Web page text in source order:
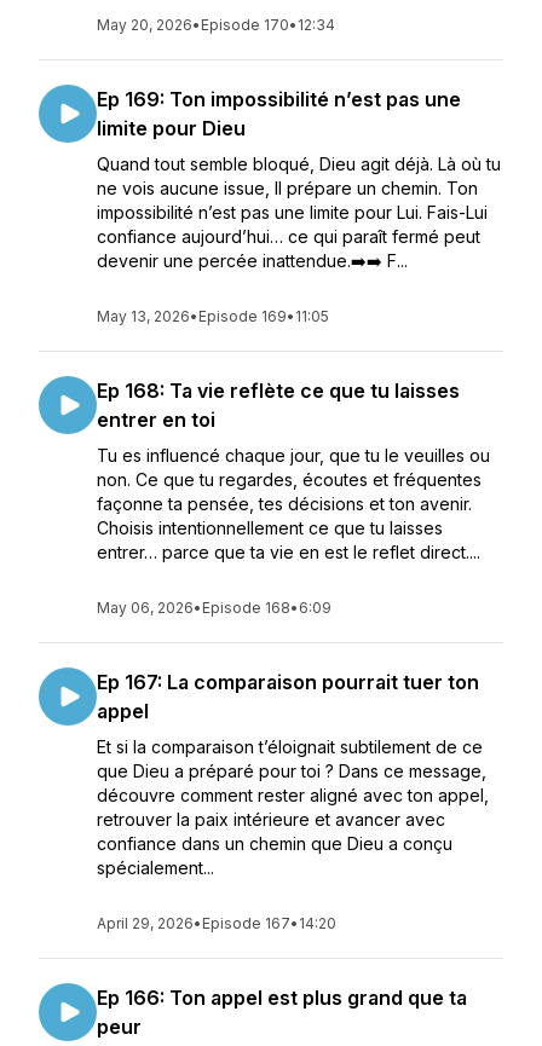
May 20, 2026• Episode 170• 12:34
Ep 169: Ton impossibilité n’est pas une
limite pour Dieu
Quand tout semble bloqué, Dieu agit déjà. Là où tu
ne vois aucune issue, Il prépare un chemin. Ton
impossibilité n’est pas une limite pour Lui. Fais-Lui
confiance aujourd’hui… ce qui paraît fermé peut
devenir une percée inattendue.➡️➡️ F...
May 13, 2026• Episode 169• 11:05
Ep 168: Ta vie reflète ce que tu laisses
entrer en toi
Tu es influencé chaque jour, que tu le veuilles ou
non. Ce que tu regardes, écoutes et fréquentes
façonne ta pensée, tes décisions et ton avenir.
Choisis intentionnellement ce que tu laisses
entrer… parce que ta vie en est le reflet direct....
May 06, 2026• Episode 168• 6:09
Ep 167: La comparaison pourrait tuer ton
appel
Et si la comparaison t’éloignait subtilement de ce
que Dieu a préparé pour toi ? Dans ce message,
découvre comment rester aligné avec ton appel,
retrouver la paix intérieure et avancer avec
confiance dans un chemin que Dieu a conçu
spécialement...
April 29, 2026• Episode 167• 14:20
Ep 166: Ton appel est plus grand que ta
peur